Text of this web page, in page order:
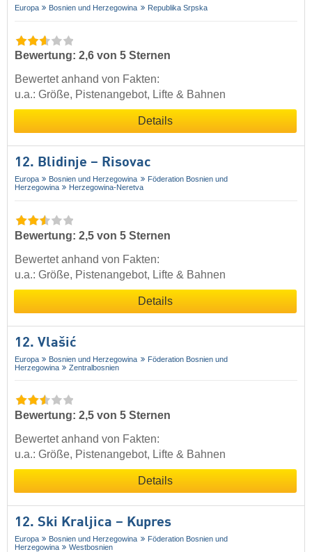
Europa Bosnien und Herzegowina Republika Srpska
Bewertung: 2,6 von 5 Sternen
Bewertet anhand von Fakten:
u.a.: Größe, Pistenangebot, Lifte & Bahnen
Details
12. Blidinje – Risovac
Europa Bosnien und Herzegowina
Föderation Bosnien und
Herzegowina
Herzegowina-Neretva
Bewertung: 2,5 von 5 Sternen
Bewertet anhand von Fakten:
u.a.: Größe, Pistenangebot, Lifte & Bahnen
Details
12. Vlašić
Europa Bosnien und Herzegowina
Föderation Bosnien und
Herzegowina
Zentralbosnien
Bewertung: 2,5 von 5 Sternen
Bewertet anhand von Fakten:
u.a.: Größe, Pistenangebot, Lifte & Bahnen
Details
12. Ski Kraljica – Kupres
Europa Bosnien und Herzegowina
Föderation Bosnien und
Herzegowina
Westbosnien